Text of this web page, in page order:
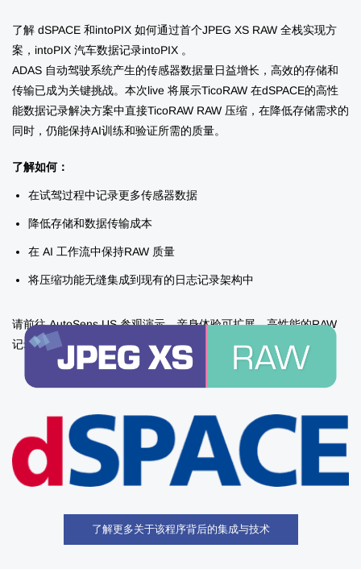
了解 dSPACE 和intoPIX 如何通过首个JPEG XS RAW 全栈实现方
案，intoPIX 汽车数据记录intoPIX 。
ADAS 自动驾驶系统产生的传感器数据量日益增长，高效的存储和
传输已成为关键挑战。本次live 将展示TicoRAW 在dSPACE的高性
能数据记录解决方案中直接TicoRAW RAW 压缩，在降低存储需求的
同时，仍能保持AI训练和验证所需的质量。
了解如何：
在试驾过程中记录更多传感器数据
降低存储和数据传输成本
在 AI 工作流中保持RAW 质量
将压缩功能无缝集成到现有的日志记录架构中
请前往 AutoSens US 参观演示，亲身体验可扩展、高性能的RAW
记录功能。
了解更多关于该程序背后的集成与技术